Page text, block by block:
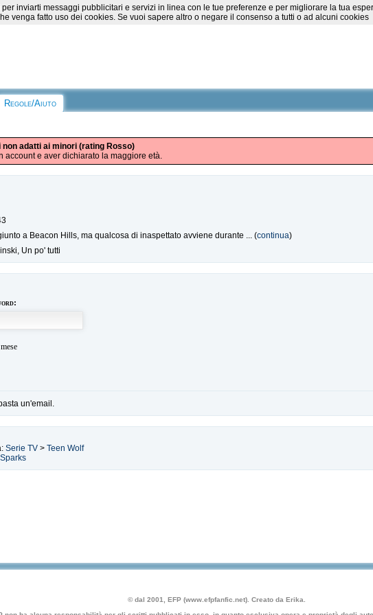
Regole/Aiuto
adatti ai minori (rating Rosso)
account e aver dichiarato la maggiore età.
a Beacon Hills, ma qualcosa di inaspettato avviene durante ... (continua)
Un po' tutti
un'email.
Serie TV >Teen Wolf
© dal 2001, EFP (www.efpfanfic.net). Creato da Erika.
inviarti messaggi pubblicitari e servizi in linea con le tue preferenze e per migliorare la tua
venga fatto uso dei cookies. Se vuoi sapere altro o negare il consenso a tutti o ad alcuni cookies